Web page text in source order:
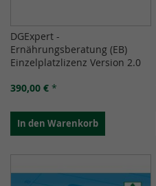
DGExpert -
Ernährungsberatung (EB)
Einzelplatzlizenz Version 2.0
390,00 € *
In den Warenkorb